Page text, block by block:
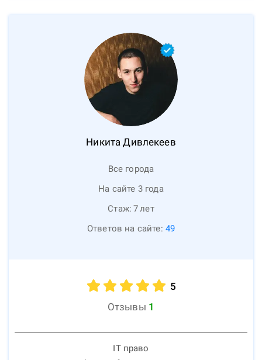
Никита Дивлекеев
Все города
На сайте 3 года
Стаж: 7лет
Ответов на сайте: 49
5
Отзывы 1
IT право